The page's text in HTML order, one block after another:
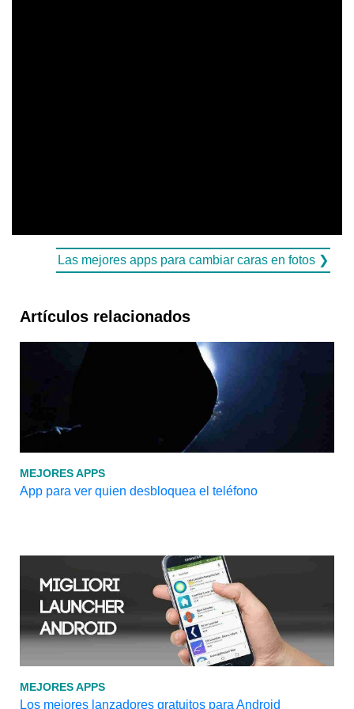
Las mejores apps para cambiar caras en fotos ❯
Artículos relacionados
MEJORES APPS
App para ver quien desbloquea el teléfono
MEJORES APPS
Los mejores lanzadores gratuitos para Android